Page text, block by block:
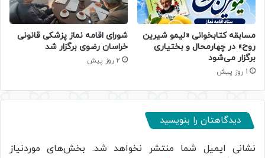
مسابقه کتابخوانی «لیمو شیرین
روح» در چهارمحال و بختیاری
برگزار می‌شود
1 روز پیش
شورای اقامه نماز پزشکی قانونی
خراسان رضوی برگزار شد
2 روز پیش
دیدگاهتان را بنویسید
نشانی ایمیل شما منتشر نخواهد شد. بخش‌های موردنیاز